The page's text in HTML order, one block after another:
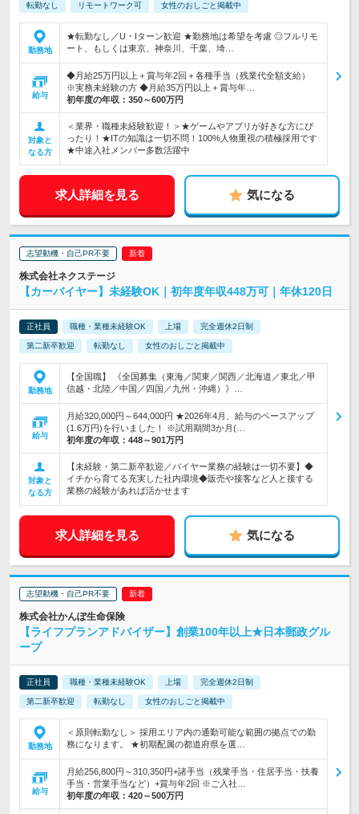
転勤なし リモートワーク可 女性のおしごと掲載中
勤務地
★転勤なし／U・Iターン歓迎 ★勤務地は希望を考慮 ◎フルリモ
ート、もしくは東京、神奈川、千葉、埼…
給与
◆月給25万円以上＋賞与年2回＋各種手当（残業代全額支給）
※実務未経験の方 ◆月給35万円以上＋賞与年…
初年度の年収： 350～600万円
対象と
なる方
＜業界・職種未経験歓迎！＞★ゲームやアプリが好きな方にぴ
ったり！★ITの知識は一切不問！100%人物重視の積極採用です
★中途入社メンバー多数活躍中
求人詳細を見る 気になる
志望動機・自己PR不要
株式会社ネクステージ
【カーバイヤー】未経験OK｜初年度年収448万可｜年休120日
正社員 職種・業種未経験OK 上場 完全週休2日制
第二新卒歓迎 転勤なし 女性のおしごと掲載中
勤務地
【全国職】 《全国募集（東海／関東／関西／北海道／東北／甲
信越・北陸／中国／四国／九州・沖縄）》…
給与
月給320,000円～644,000円 ★2026年4月、給与のベースアップ
(1.6万円)を行いました！ ※試用期間3か月(…
初年度の年収： 448～901万円
対象と
なる方
【未経験・第二新卒歓迎／バイヤー業務の経験は一切不要】◆
イチから育てる充実した社内環境◆販売や接客など人と接する
業務の経験があれば活かせます
求人詳細を見る 気になる
志望動機・自己PR不要
株式会社かんぽ生命保険
【ライフプランアドバイザー】創業100年以上★日本郵政グル
ープ
正社員 職種・業種未経験OK 上場 完全週休2日制
第二新卒歓迎 転勤なし 女性のおしごと掲載中
勤務地
＜原則転勤なし＞ 採用エリア内の通勤可能な範囲の拠点での勤
務になります。 ★初期配属の都道府県を選…
給与
月給256,800円～310,350円+諸手当（残業手当・住居手当・扶養
手当・営業手当など）+賞与年2回 ※ご入社…
初年度の年収： 420～500万円